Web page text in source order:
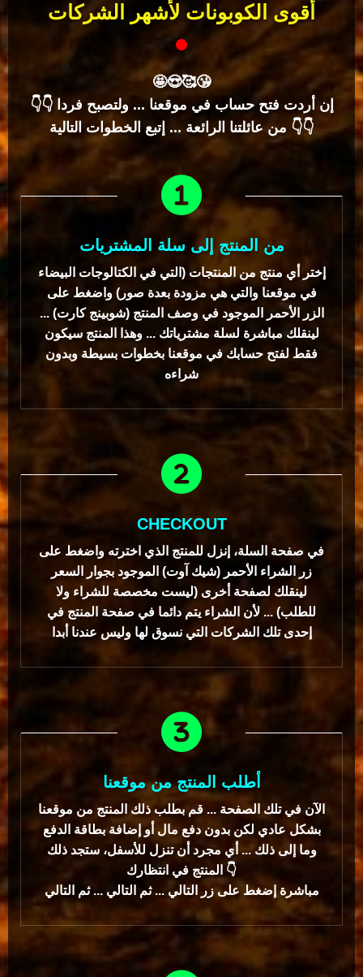
أقوى الكوبونات لأشهر الشركات
🤩😍🥰️😘
👇👇 إن أردت فتح حساب في موقعنا ... ولتصبح فردا
من عائلتنا الرائعة ... إتبع الخطوات التالية 👇👇
من المنتج إلى سلة المشتريات
إختر أي منتج من المنتجات (التي في الكتالوجات البيضاء
في موقعنا والتي هي مزودة بعدة صور) واضغط على
الزر الأحمر الموجود في وصف المنتج (شوبينج كارت) ...
لينقلك مباشرة لسلة مشترياتك ... وهذا المنتج سيكون
فقط لفتح حسابك في موقعنا بخطوات بسيطة وبدون
شراءه
CHECKOUT
في صفحة السلة، إنزل للمنتج الذي اخترته واضغط على
زر الشراء الأحمر (شيك آوت) الموجود بجوار السعر
لينقلك لصفحة أخرى (ليست مخصصة للشراء ولا
للطلب) ... لأن الشراء يتم دائما في صفحة المنتج في
إحدى تلك الشركات التي نسوق لها وليس عندنا أبدا
أطلب المنتج من موقعنا
الآن في تلك الصفحة ... قم بطلب ذلك المنتج من موقعنا
بشكل عادي لكن بدون دفع مال أو إضافة بطاقة الدفع
وما إلى ذلك ... أي مجرد أن تنزل للأسفل، ستجد ذلك
المنتج في انتظارك 👇
مباشرة إضغط على زر التالي ... ثم التالي ... ثم التالي